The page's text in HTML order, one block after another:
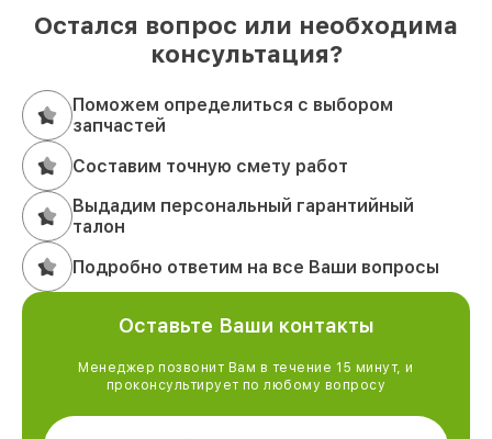
Остался вопрос или необходима
консультация?
Поможем определиться с выбором
запчастей
Составим точную смету работ
Выдадим персональный гарантийный
талон
Подробно ответим на все Ваши вопросы
Оставьте Ваши контакты
Менеджер позвонит Вам в течение 15 минут, и
проконсультирует по любому вопросу